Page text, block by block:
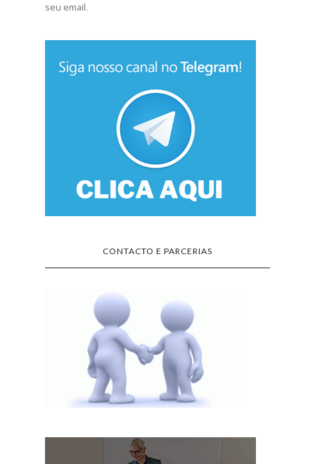
seu email.
CONTACTO E PARCERIAS